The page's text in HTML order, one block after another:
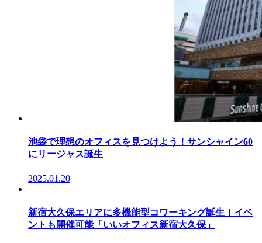
池袋で理想のオフィスを見つけよう！サンシャイン60
にリージャス誕生
2025.01.20
新宿大久保エリアに多機能型コワーキング誕生！イベ
ントも開催可能「いいオフィス新宿大久保」